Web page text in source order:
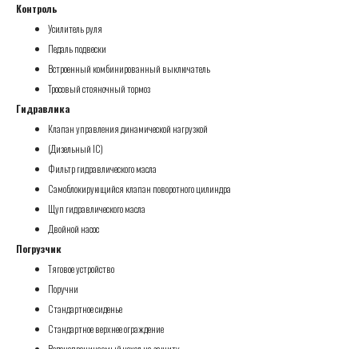
Контроль
Усилитель руля
Педаль подвески
Встроенный комбинированный выключатель
Тросовый стояночный тормоз
Гидравлика
Клапан управления динамической нагрузкой
(Дизельный IC)
Фильтр гидравлического масла
Самоблокирующийся клапан поворотного цилиндра
Щуп гидравлического масла
Двойной насос
Погрузчик
Тяговое устройство
Поручни
Стандартное сиденье
Стандартное верхнее ограждение